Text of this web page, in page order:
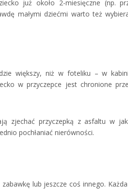
już około 2-miesięczne (np.
małymi dziećmi warto też
większy, niż w foteliku – w
w przyczepce jest chronione
zjechać przyczepką z asfaltu w
pochłaniać nierówności.
lub jeszcze coś innego.